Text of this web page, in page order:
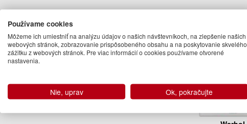
Používame cookies
Môžeme ich umiestniť na analýzu údajov o našich návštevníkoch, na zlepšenie našich
webových stránok, zobrazovanie prispôsobeného obsahu a na poskytovanie skvelého
zážitku z webových stránok. Pre viac informácií o cookies používame otvorené
nastavenia.
Nie, uprav Ok, pokračujte